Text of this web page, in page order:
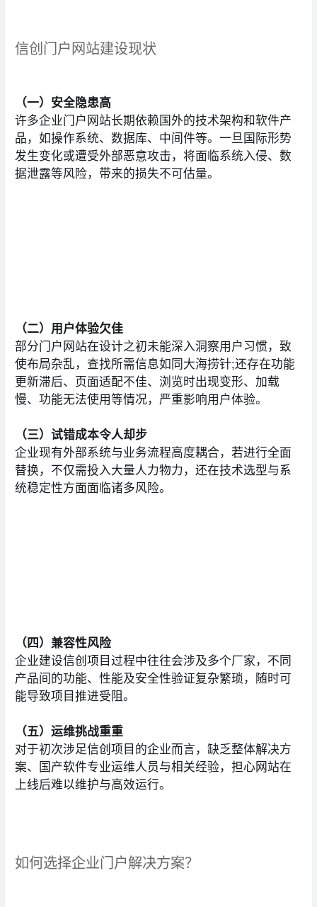
信创门户网站建设现状
（一）安全隐患高
许多企业门户网站长期依赖国外的技术架构和软件产
品，如操作系统、数据库、中间件等。一旦国际形势
发生变化或遭受外部恶意攻击，将面临系统入侵、数
据泄露等风险，带来的损失不可估量。
（二）用户体验欠佳
部分门户网站在设计之初未能深入洞察用户习惯，致
使布局杂乱，查找所需信息如同大海捞针;还存在功能
更新滞后、页面适配不佳、浏览时出现变形、加载
慢、功能无法使用等情况，严重影响用户体验。
（三）试错成本令人却步
企业现有外部系统与业务流程高度耦合，若进行全面
替换，不仅需投入大量人力物力，还在技术选型与系
统稳定性方面面临诸多风险。
（四）兼容性风险
企业建设信创项目过程中往往会涉及多个厂家，不同
产品间的功能、性能及安全性验证复杂繁琐，随时可
能导致项目推进受阻。
（五）运维挑战重重
对于初次涉足信创项目的企业而言，缺乏整体解决方
案、国产软件专业运维人员与相关经验，担心网站在
上线后难以维护与高效运行。
如何选择企业门户解决方案？